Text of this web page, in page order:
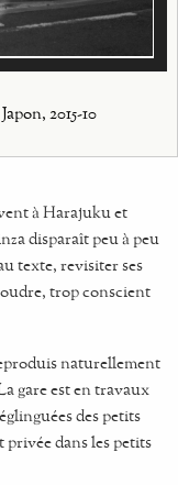
2015-10
à Harajuku et
disparaît peu à peu
texte, revisiter ses
trop conscient
naturellement
gare est en travaux
des petits
dans les petits